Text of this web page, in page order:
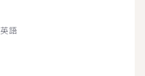
英語